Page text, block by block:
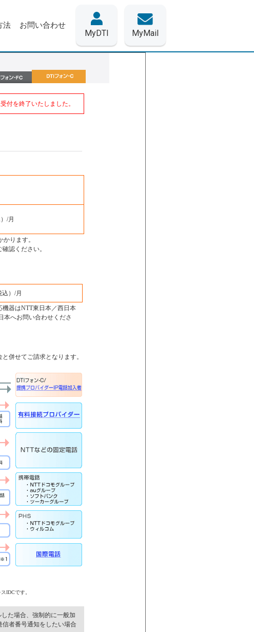
法 お問い合わせ
MyDTI MyMail
付を終了いたしました。
/月
かります。
確認ください。
込）/月
器はNTT東日本／西日本
本へお問い合わせくださ
併せてご請求となります。
IDCです。
た場合、強制的に一般加
者番号通知をしたい場合